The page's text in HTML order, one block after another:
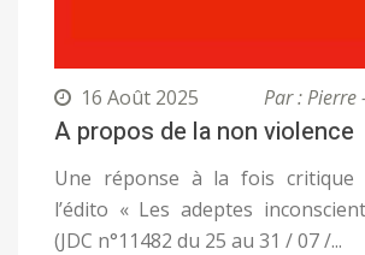
16 Août 2025 Par : Pierre
A propos de la non violence
Une réponse à la fois critique
l’édito « Les adeptes
(JDC n°11482 du 25 au 31 / 07 /...